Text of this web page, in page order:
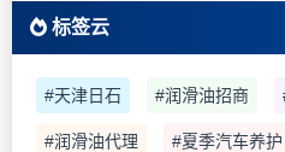
标签云
#天津日石 #润滑油招商
#润滑油代理 #夏季汽车养护